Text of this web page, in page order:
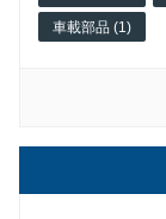
車載部品 (1)